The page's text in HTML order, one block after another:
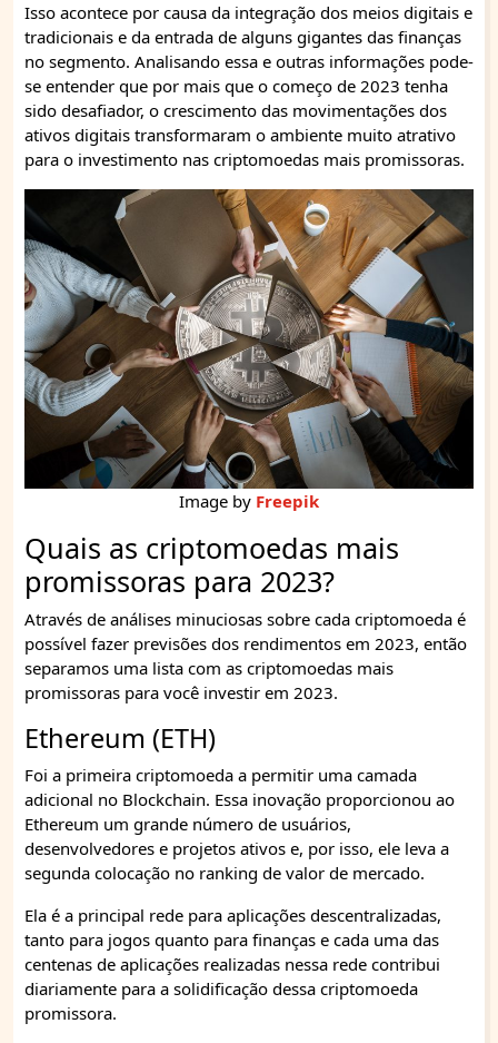
Isso acontece por causa da integração dos meios digitais e
tradicionais e da entrada de alguns gigantes das finanças
no segmento. Analisando essa e outras informações pode-
se entender que por mais que o começo de 2023 tenha
sido desafiador, o crescimento das movimentações dos
ativos digitais transformaram o ambiente muito atrativo
para o investimento nas criptomoedas mais promissoras.
Image by Freepik
Quais as criptomoedas mais
promissoras para 2023?
Através de análises minuciosas sobre cada criptomoeda é
possível fazer previsões dos rendimentos em 2023, então
separamos uma lista com as criptomoedas mais
promissoras para você investir em 2023.
Ethereum (ETH)
Foi a primeira criptomoeda a permitir uma camada
adicional no Blockchain. Essa inovação proporcionou ao
Ethereum um grande número de usuários,
desenvolvedores e projetos ativos e, por isso, ele leva a
segunda colocação no ranking de valor de mercado.
Ela é a principal rede para aplicações descentralizadas,
tanto para jogos quanto para finanças e cada uma das
centenas de aplicações realizadas nessa rede contribui
diariamente para a solidificação dessa criptomoeda
promissora.